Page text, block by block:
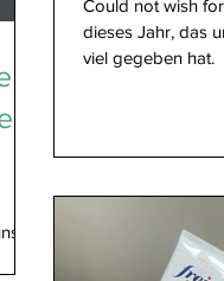
–
Could not wish
dieses Jahr, das
viel gegeben hat.